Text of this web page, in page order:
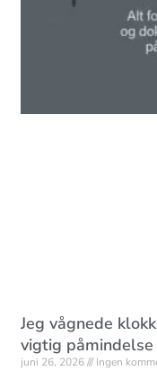
Jeg vågnede
vigtig
juni 26, 2026 Ingen